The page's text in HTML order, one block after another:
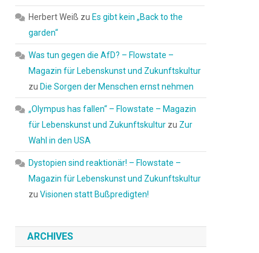
Herbert Weiß zu Es gibt kein „Back to the
garden“
Was tun gegen die AfD? – Flowstate –
Magazin für Lebenskunst und Zukunftskultur
zu Die Sorgen der Menschen ernst nehmen
„Olympus has fallen“ – Flowstate – Magazin
für Lebenskunst und Zukunftskultur zu Zur
Wahl in den USA
Dystopien sind reaktionär! – Flowstate –
Magazin für Lebenskunst und Zukunftskultur
zuVisionen statt Bußpredigten!
ARCHIVES